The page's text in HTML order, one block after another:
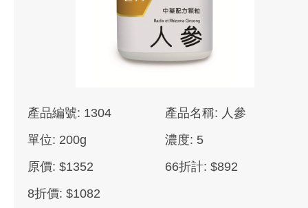
產品編號: 1304
產品名稱: 人參
單位: 200g
濃度: 5
原價: $1352
66折計: $892
8折價: $1082